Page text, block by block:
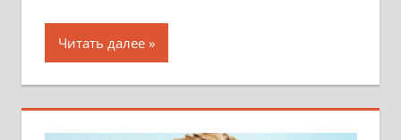
Читать далее